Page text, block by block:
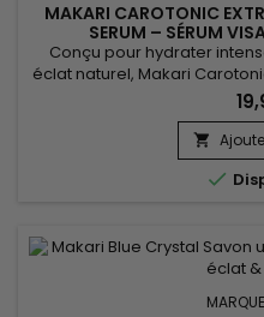
MAKARI CAROTONIC
SERUM – SÉRUM
Conçu pour hydrater
éclat naturel, Makari
Serum est un sérum visage
pour les peaux en manque
l’Huile de Carotte, l’Extrait
Vitamines C & E,

